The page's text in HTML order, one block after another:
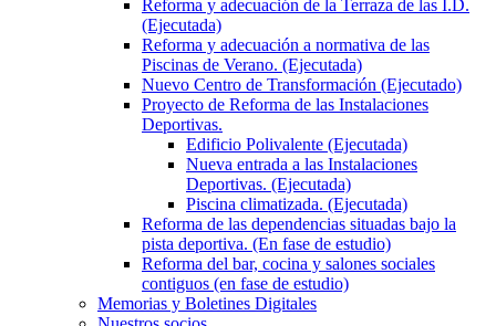
Reforma y adecuación de la Terraza de las I.D.
(Ejecutada)
Reforma y adecuación a normativa de las
Piscinas de Verano. (Ejecutada)
Nuevo Centro de Transformación (Ejecutado)
Proyecto de Reforma de las Instalaciones
Deportivas.
Edificio Polivalente (Ejecutada)
Nueva entrada a las Instalaciones
Deportivas. (Ejecutada)
Piscina climatizada. (Ejecutada)
Reforma de las dependencias situadas bajo la
pista deportiva. (En fase de estudio)
Reforma del bar, cocina y salones sociales
contiguos (en fase de estudio)
Memorias y Boletines Digitales